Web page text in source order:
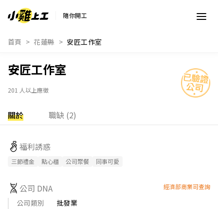
隨你開工
首頁 花蓮縣 安匠工作室
安匠工作室
201 人以上應徵
關於 職缺 (2)
福利誘惑
三節禮金 點心櫃 公司聚餐 同事可愛
公司 DNA 經濟部商業司查詢
公司類別
批發業